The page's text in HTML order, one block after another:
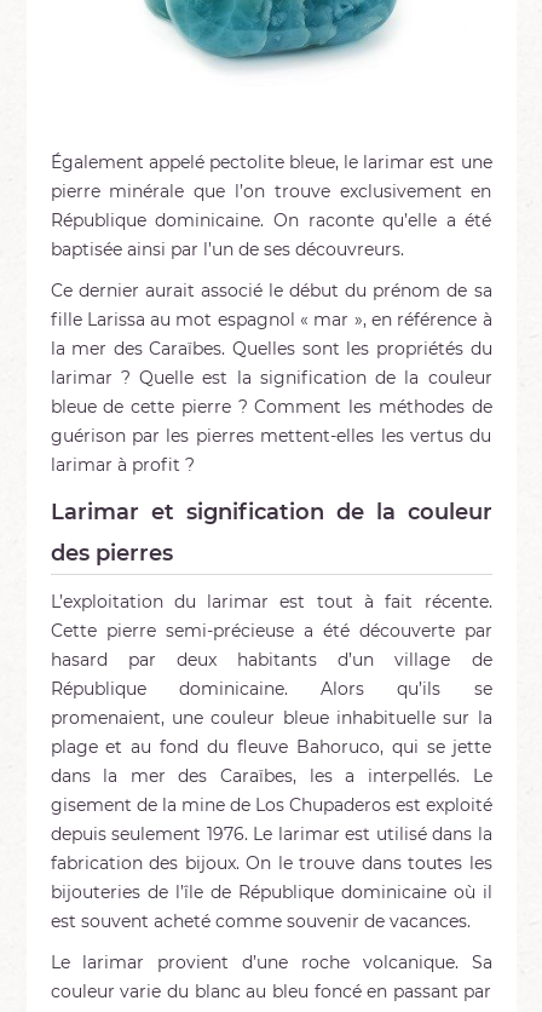
Également appelé pectolite bleue, le larimar est une
pierre minérale que l’on trouve exclusivement en
République dominicaine. On raconte qu’elle a été
baptisée ainsi par l’un de ses découvreurs.
Ce dernier aurait associé le début du prénom de sa
fille Larissa au mot espagnol « mar », en référence à
la mer des Caraïbes. Quelles sont les propriétés du
larimar ? Quelle est la signification de la couleur
bleue de cette pierre ? Comment les méthodes de
guérison par les pierres mettent-elles les vertus du
larimar à profit ?
Larimar et signification de la couleur
des pierres
L’exploitation du larimar est tout à fait récente.
Cette pierre semi-précieuse a été découverte par
hasard par deux habitants d’un village de
République dominicaine. Alors qu’ils se
promenaient, une couleur bleue inhabituelle sur la
plage et au fond du fleuve Bahoruco, qui se jette
dans la mer des Caraïbes, les a interpellés. Le
gisement de la mine de Los Chupaderos est exploité
depuis seulement 1976. Le larimar est utilisé dans la
fabrication des bijoux. On le trouve dans toutes les
bijouteries de l’île de République dominicaine où il
est souvent acheté comme souvenir de vacances.
Le larimar provient d’une roche volcanique. Sa
couleur varie du blanc au bleu foncé en passant par